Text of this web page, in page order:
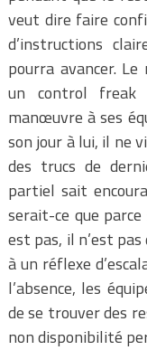
veut dire faire
d’instructions
pourra avancer.
un control freak
manœuvre à ses
son jour à lui, il ne
des trucs de
partiel sait
serait-ce que
est pas, il n’est
à un réflexe
l’absence, les
de se trouver des
non disponibilité